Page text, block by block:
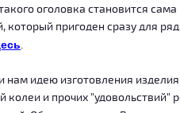
оголовка становится
который пригоден сразу для
.
идею изготовления
колеи и прочих